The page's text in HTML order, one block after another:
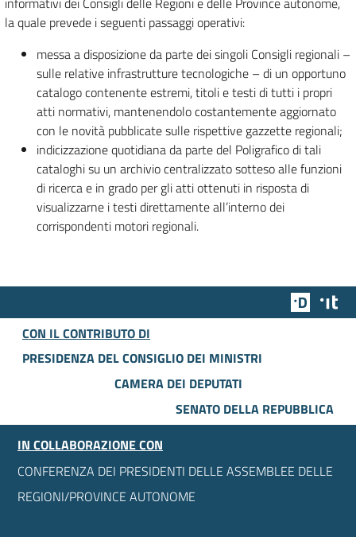
la quale prevede i seguenti passaggi operativi:
messa a disposizione da parte dei singoli Consigli regionali –
sulle relative infrastrutture tecnologiche – di un opportuno
catalogo contenente estremi, titoli e testi di tutti i propri
atti normativi, mantenendolo costantemente aggiornato
con le novità pubblicate sulle rispettive gazzette regionali;
indicizzazione quotidiana da parte del Poligrafico di tali
cataloghi su un archivio centralizzato sotteso alle funzioni
di ricerca e in grado per gli atti ottenuti in risposta di
visualizzarne i testi direttamente all’interno dei
corrispondenti motori regionali.
Team
CON IL CONTRIBUTO DI
PRESIDENZA DEL CONSIGLIO DEI MINISTRI
CAMERA DEI DEPUTATI
SENATO DELLA REPUBBLICA
IN COLLABORAZIONE CON
CONFERENZA DEI PRESIDENTI DELLE ASSEMBLEE DELLE
REGIONI/PROVINCE AUTONOME